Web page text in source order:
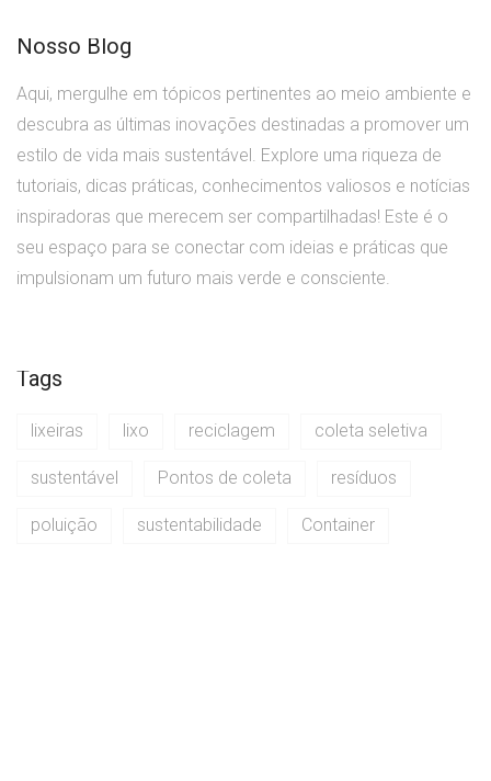
Nosso Blog
Aqui, mergulhe em tópicos pertinentes ao meio ambiente e
descubra as últimas inovações destinadas a promover um
estilo de vida mais sustentável. Explore uma riqueza de
tutoriais, dicas práticas, conhecimentos valiosos e notícias
inspiradoras que merecem ser compartilhadas! Este é o
seu espaço para se conectar com ideias e práticas que
impulsionam um futuro mais verde e consciente.
Tags
lixeiras lixo reciclagem coleta seletiva
sustentável Pontos de coleta resíduos
poluição sustentabilidade Container